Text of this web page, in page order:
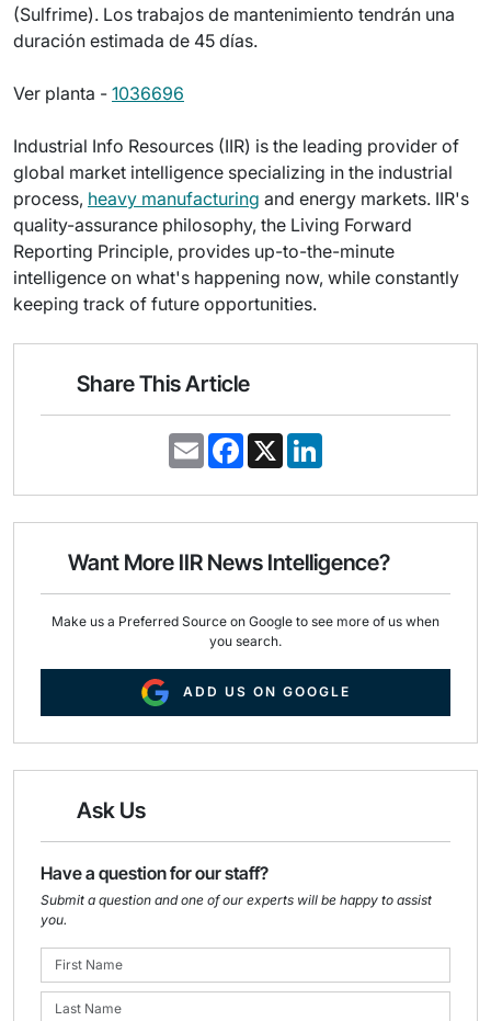
(Sulfrime). Los trabajos de mantenimiento tendrán una
duración estimada de 45 días.
Ver planta - 1036696
Industrial Info Resources (IIR) is the leading provider of
global market intelligence specializing in the industrial
process, heavy manufacturing and energy markets. IIR's
quality-assurance philosophy, the Living Forward
Reporting Principle, provides up-to-the-minute
intelligence on what's happening now, while constantly
keeping track of future opportunities.
Share This Article
E
m
i
F
a
e
o
k
X
k
d
n
Want More IIR News Intelligence?
Make us a Preferred Source on Google to see more of us when
you search.
ADD US ON GOOGLE
Ask Us
Have a question for our staff?
Submit a question and one of our experts will be happy to assist
you.